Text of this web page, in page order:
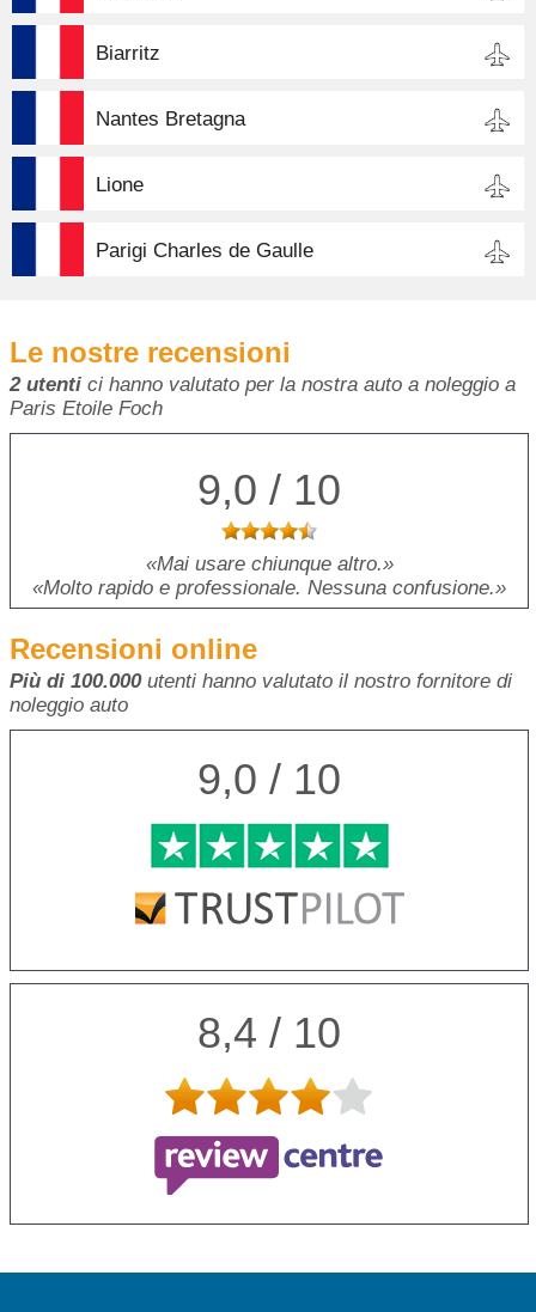
Biarritz
Nantes Bretagna
Lione
Parigi Charles de Gaulle
Le nostre recensioni
2 utenti ci hanno valutato per la nostra auto a noleggio a
Paris Etoile Foch
9,0 / 10
Mai usare chiunque altro.
Molto rapido e professionale. Nessuna confusione.
Recensioni online
Più di 100.000utenti hanno valutato il nostro fornitore di
noleggio auto
9,0 / 10
8,4 / 10